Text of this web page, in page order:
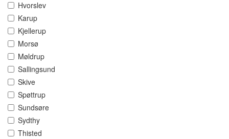
Hvorslev
Karup
Kjellerup
Morsø
Møldrup
Sallingsund
Skive
Spøttrup
Sundsøre
Sydthy
Thisted